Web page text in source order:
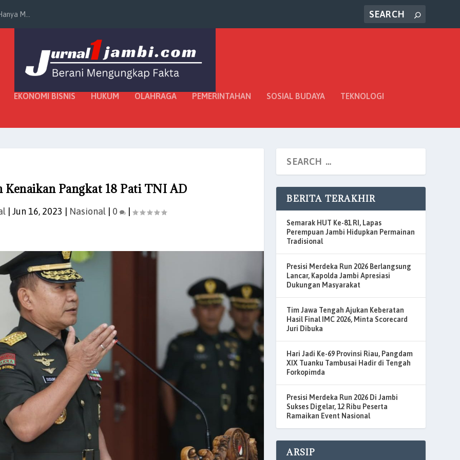
M...
EKONOMI BISNIS HUKUM OLAHRAGA PEMERINTAHAN SOSIAL BUDAYA TEKNOLOGI
Kenaikan Pangkat 18 Pati TNI AD
| Jun 16, 2023 Nasional| 0 |
BERITA TERAKHIR
Semarak HUT Ke-81 RI, Lapas
Perempuan Jambi Hidupkan Permainan
Tradisional
Presisi Merdeka Run 2026 Berlangsung
Lancar, Kapolda Jambi Apresiasi
Dukungan Masyarakat
Tim Jawa Tengah Ajukan Keberatan
Hasil Final IMC 2026, Minta Scorecard
Juri Dibuka
Hari Jadi Ke-69 Provinsi Riau, Pangdam
XIX Tuanku Tambusai Hadir di Tengah
Forkopimda
Presisi Merdeka Run 2026 Di Jambi
Sukses Digelar, 12 Ribu Peserta
Ramaikan Event Nasional
ARSIP